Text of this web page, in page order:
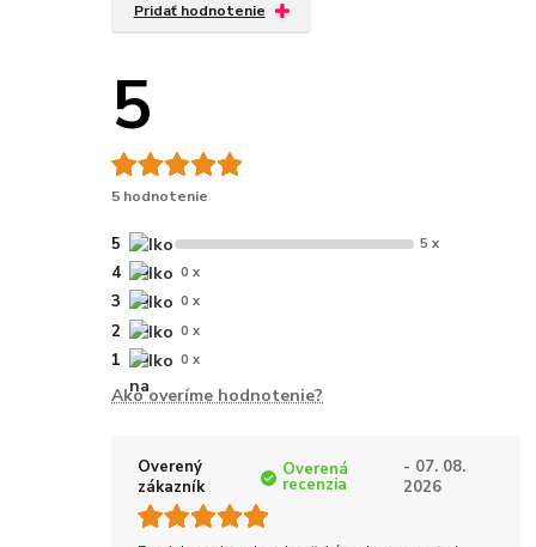
Pridať hodnotenie
5
5 hodnotenie
5 5 x
4 0 x
3 0 x
2 0 x
1 0 x
Ako overíme hodnotenie?
Overený
zákazník
Overená
recenzia
- 07. 08.
2026